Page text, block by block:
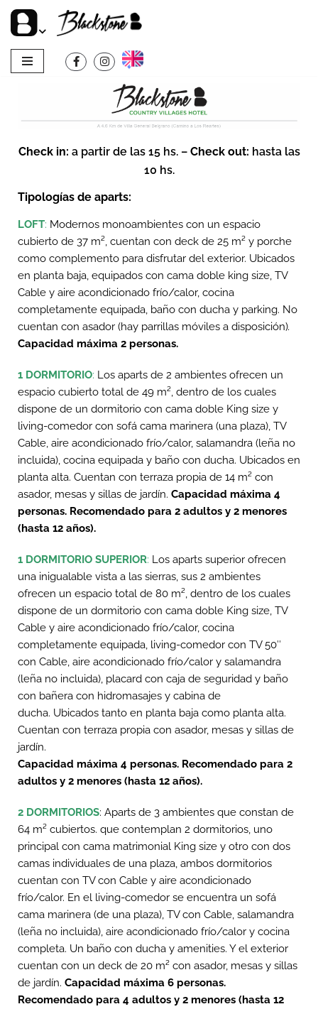
Saltar
contenido
Check in: a partir de las 15 hs. – Check out: hasta las
10 hs.
Tipologías de aparts:
LOFT: Modernos monoambientes con un espacio
cubierto de 37 m², cuentan con deck de 25 m² y porche
como complemento para disfrutar del exterior. Ubicados
en planta baja, equipados con cama doble king size, TV
Cable y aire acondicionado frío/calor, cocina
completamente equipada, baño con ducha y parking. No
cuentan con asador (hay parrillas móviles a disposición).
Capacidad máxima 2 personas.
1 DORMITORIO: Los aparts de 2 ambientes ofrecen un
espacio cubierto total de 49 m², dentro de los cuales
dispone de un dormitorio con cama doble King size y
living-comedor con sofá cama marinera (una plaza), TV
Cable, aire acondicionado frío/calor, salamandra (leña no
incluida), cocina equipada y baño con ducha. Ubicados en
planta alta. Cuentan con terraza propia de 14 m² con
asador, mesas y sillas de jardín. Capacidad máxima 4
personas. Recomendado para 2 adultos y 2 menores
(hasta 12 años).
1 DORMITORIO SUPERIOR: Los aparts superior ofrecen
una inigualable vista a las sierras, sus 2 ambientes
ofrecen un espacio total de 80 m², dentro de los cuales
dispone de un dormitorio con cama doble King size, TV
Cable y aire acondicionado frío/calor, cocina
completamente equipada, living-comedor con TV 50″
con Cable, aire acondicionado frío/calor y salamandra
(leña no incluida), placard con caja de seguridad y baño
con bañera con hidromasajes y cabina de
ducha. Ubicados tanto en planta baja como planta alta.
Cuentan con terraza propia con asador, mesas y sillas de
jardín.
Capacidad máxima 4 personas. Recomendado para 2
adultos y 2 menores (hasta 12 años).
2 DORMITORIOS: Aparts de 3 ambientes que constan de
64 m² cubiertos. que contemplan 2 dormitorios, uno
principal con cama matrimonial King size y otro con dos
camas individuales de una plaza, ambos dormitorios
cuentan con TV con Cable y aire acondicionado
frío/calor. En el living-comedor se encuentra un sofá
cama marinera (de una plaza), TV con Cable, salamandra
(leña no incluida), aire acondicionado frío/calor y cocina
completa. Un baño con ducha y amenities. Y el exterior
cuentan con un deck de 20 m² con asador, mesas y sillas
de jardín. Capacidad máxima 6 personas.
Recomendado para 4 adultos y 2 menores (hasta 12